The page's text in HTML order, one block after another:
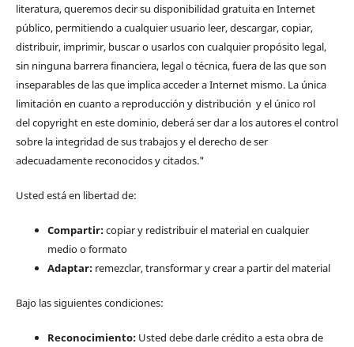
literatura, queremos decir su disponibilidad gratuita en Internet
público, permitiendo a cualquier usuario leer, descargar, copiar,
distribuir, imprimir, buscar o usarlos con cualquier propósito legal,
sin ninguna barrera financiera, legal o técnica, fuera de las que son
inseparables de las que implica acceder a Internet mismo. La única
limitación en cuanto a reproducción y distribución y el único rol
del copyright en este dominio, deberá ser dar a los autores el control
sobre la integridad de sus trabajos y el derecho de ser
adecuadamente reconocidos y citados."
Usted está en libertad de:
Compartir:copiar y redistribuir el material en cualquier
medio o formato
Adaptar:remezclar, transformar y crear a partir del material
Bajo las siguientes condiciones:
Reconocimiento:Usted debe darle crédito a esta obra de